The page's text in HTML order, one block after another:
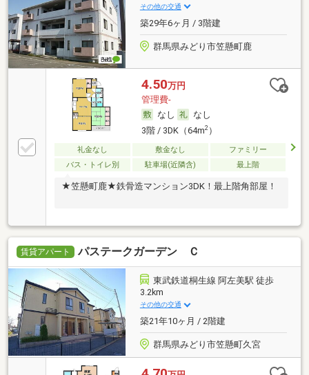
その他の交通
築29年6ヶ月 / 3階建
群馬県みどり市笠懸町鹿
4.50万円
管理費-
なし
なし
3階 / 3DK（64m2）
礼金なし 敷金なし
ファミリー
バス・トイレ別
駐車場(近隣含) 最上階
★笠懸町鹿★鉄骨造マンション3DK！最上階角部屋！
賃貸アパート パステークガーデン Ｃ
東武鉄道桐生線 阿左美駅 徒歩
3.2km
その他の交通
築21年10ヶ月 / 2階建
群馬県みどり市笠懸町久宮